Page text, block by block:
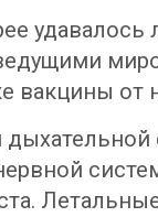
удавалось
ведущими
вакцины от